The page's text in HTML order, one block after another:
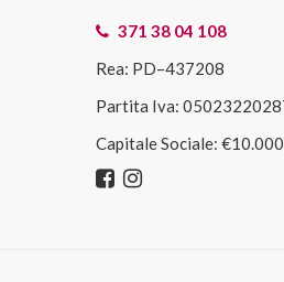
371 38 04 108
Rea: PD–437208
Partita Iva:
Capitale Sociale: